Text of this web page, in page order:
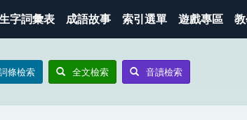
字詞彙表 成語故事 索引選單 遊戲專區
條檢索 全文檢索 音讀檢索